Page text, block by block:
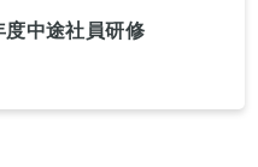
度中途社員研修